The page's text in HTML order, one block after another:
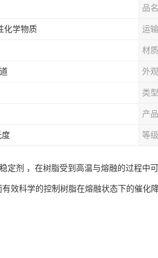
品名
化学物质 运
材质
外观
类型
产
度 等级
定剂 ，在树脂受到高温与熔融的过程
效科学的控制树脂在熔融状态下的催化